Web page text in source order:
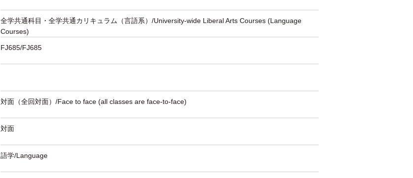
全学共通科目・全学共通カリキュラム（言語系）/University-wide Liberal Arts Courses (Language
Courses)
FJ685/FJ685
対面（全回対面）/Face to face (all classes are face-to-face)
対面
語学/Language